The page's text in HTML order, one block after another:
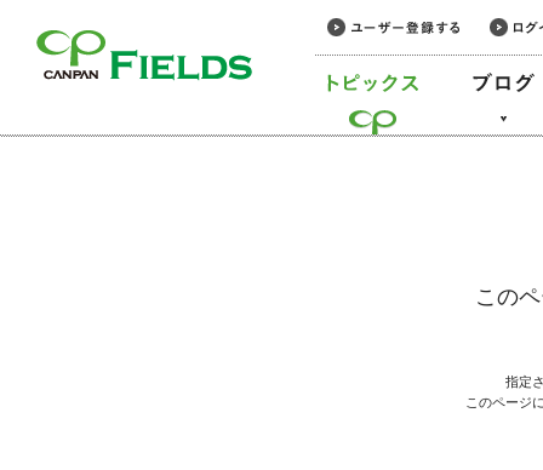
この
指定
このページ